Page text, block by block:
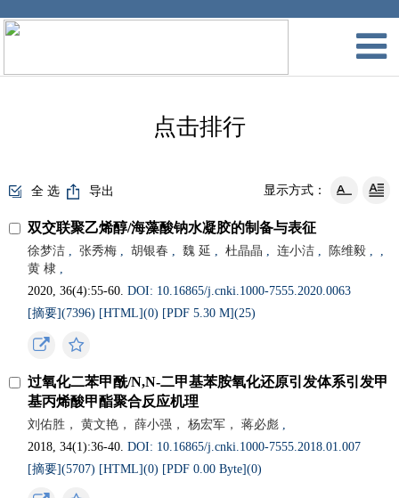
点击排行
全 选 导出 显示方式：
双交联聚乙烯醇/海藻酸钠水凝胶的制备与表征
徐梦洁 , 张秀梅 , 胡银春 , 魏 延 , 杜晶晶 , 连小洁 , 陈维毅 ,
,
黄 棣 ,
2020, 36(4):55-60.DOI: 10.16865/j.cnki.1000-7555.2020.0063
[摘要](7396) [HTML](0) [PDF 5.30 M](25)
过氧化二苯甲酰/N,N-二甲基苯胺氧化还原引发体系引发甲
基丙烯酸甲酯聚合反应机理
刘佑胜， 黄文艳， 薛小强， 杨宏军， 蒋必彪 ,
2018, 34(1):36-40.DOI: 10.16865/j.cnki.1000-7555.2018.01.007
[摘要](5707) [HTML](0) [PDF 0.00 Byte](0)